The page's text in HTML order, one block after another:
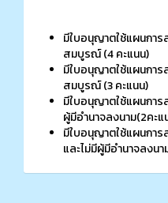
มีใบอนุญาตใช้แผนกา
สมบูรณ์ (4 คะแนน)
มีใบอนุญาตใช้แผนกา
สมบูรณ์ (3 คะแนน)
มีใบอนุญาตใช้แผนกา
ผู้มีอำนาจลงนาม(2คะแ
มีใบอนุญาตใช้แผนกา
และไม่มีผู้มีอำนาจลงนา